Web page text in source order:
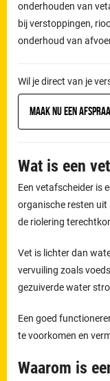
onderhouden van
bij verstoppingen,
onderhoud van
Wil je direct van je
Maak nu een
Wat is een
Een vetafscheider is
organische resten
de riolering
Vet is lichter dan
vervuiling zoals
gezuiverde water
Een goed
te voorkomen en
Waarom is